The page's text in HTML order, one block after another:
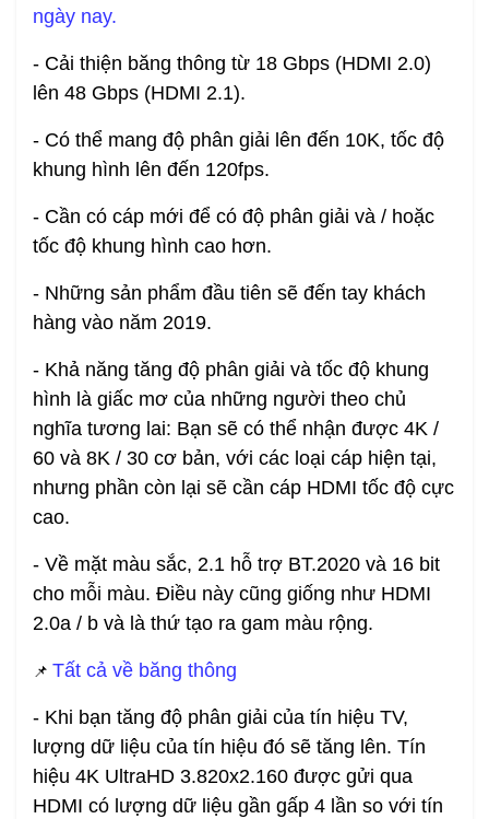
ngày nay.
- Cải thiện băng thông từ 18 Gbps (HDMI 2.0)
lên 48 Gbps (HDMI 2.1).
- Có thể mang độ phân giải lên đến 10K, tốc độ
khung hình lên đến 120fps.
- Cần có cáp mới để có độ phân giải và / hoặc
tốc độ khung hình cao hơn.
- Những sản phẩm đầu tiên sẽ đến tay khách
hàng vào năm 2019.
- Khả năng tăng độ phân giải và tốc độ khung
hình là giấc mơ của những người theo chủ
nghĩa tương lai: Bạn sẽ có thể nhận được 4K /
60 và 8K / 30 cơ bản, với các loại cáp hiện tại,
nhưng phần còn lại sẽ cần cáp HDMI tốc độ cực
cao.
- Về mặt màu sắc, 2.1 hỗ trợ BT.2020 và 16 bit
cho mỗi màu. Điều này cũng giống như HDMI
2.0a / b và là thứ tạo ra gam màu rộng.
📌 Tất cả về băng thông
- Khi bạn tăng độ phân giải của tín hiệu TV,
lượng dữ liệu của tín hiệu đó sẽ tăng lên. Tín
hiệu 4K UltraHD 3.820x2.160 được gửi qua
HDMI có lượng dữ liệu gần gấp 4 lần so với tín